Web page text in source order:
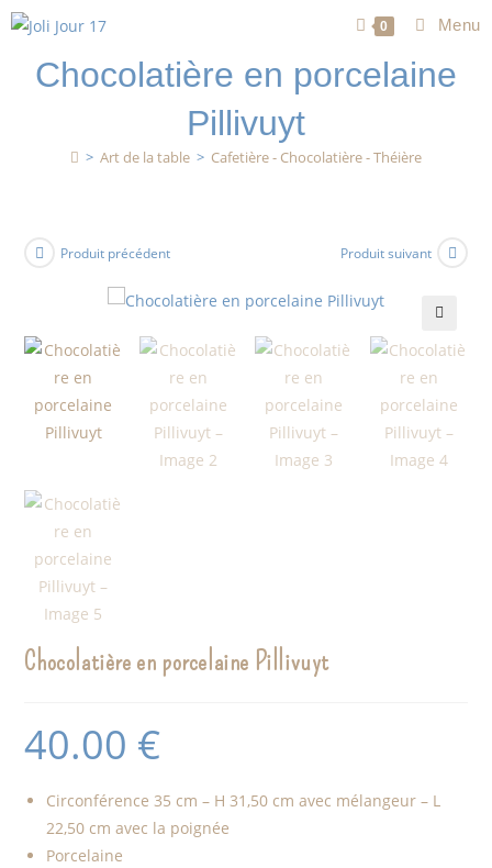
0 Menu
Chocolatière en porcelaine
Pillivuyt
> Art de la table > Cafetière - Chocolatière - Théière
Produit précédent Produit suivant
🔍
Chocolatière en porcelaine Pillivuyt
40.00 €
Circonférence 35 cm – H 31,50 cm avec mélangeur – L
22,50 cm avec la poignée
Porcelaine